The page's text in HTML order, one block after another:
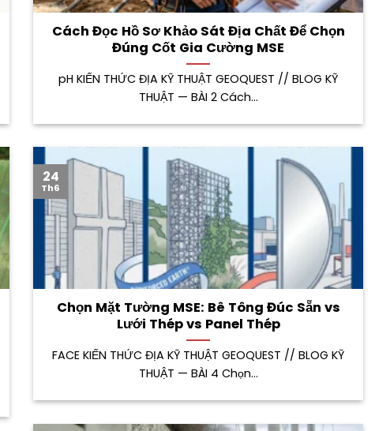
Cách Đọc Hồ Sơ Khảo Sát Địa Chất Để Chọn
Đúng Cốt Gia Cường MSE
pH KIẾN THỨC ĐỊA KỸ THUẬT GEOQUEST // BLOG KỸ
THUẬT — BÀI 2 Cách...
Chọn Mặt Tường MSE: Bê Tông Đúc Sẵn vs
Lưới Thép vs Panel Thép
FACE KIẾN THỨC ĐỊA KỸ THUẬT GEOQUEST // BLOG KỸ
THUẬT — BÀI 4 Chọn...
24
Th6